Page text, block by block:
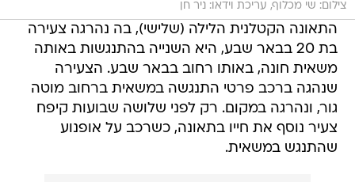
בת 20 בבאר שבע, היא השנייה בהתנגשות באותה
משאית חונה, באותו רחוב בבאר שבע. הצעירה
שנהגה ברכב פרטי התנגשה במשאית ברחוב מוטה
גור, ונהרגה במקום. רק לפני שלושה שבועות קיפח
צעיר נוסף את חייו בתאונה, כשרכב על אופנוע
שהתנגש במשאית.